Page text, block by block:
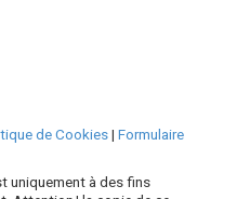
de Cookies| Formulaire
uniquement à des fins